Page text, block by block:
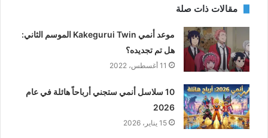
مقالات ذات صلة
موعد أنمي Kakegurui Twin الموسم الثاني:
هل تم تجديده؟
11 أغسطس، 2022
10 سلاسل أنمي ستجني أرباحاً هائلة في عام
2026
15 يناير، 2026